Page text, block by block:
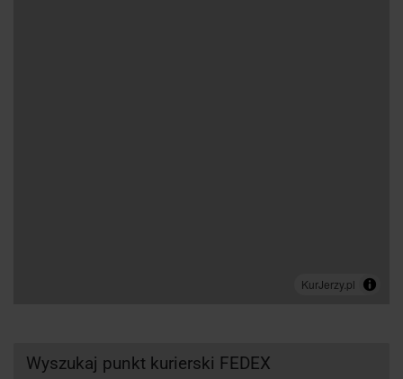
Wyszukaj punkt kurierski FEDEX